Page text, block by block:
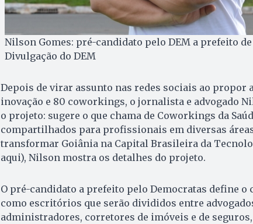
Nilson Gomes: pré-candidato pelo DEM a prefeito
Divulgação do DEM
Depois de virar assunto nas redes sociais ao propor
inovação e 80 coworkings, o jornalista e advogado
o projeto: sugere o que chama de Coworkings da
compartilhados para profissionais em diversas
transformar Goiânia na Capital Brasileira da
aqui), Nilson mostra os detalhes do projeto.
O pré-candidato a prefeito pelo Democratas define
como escritórios que serão divididos entre
administradores, corretores de imóveis e de